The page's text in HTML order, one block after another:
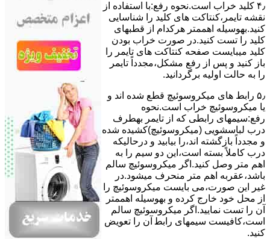
۴٫ ﮐﻠﯿﺪ ﺧﺮاب اﺳﺖ.نحوه رفع:ﺑﺎ اﺳﺘﻔﺎده از
ﻧﻘﺸﻪ ﺗﺎﯾﻤﺮ،ﮐﻨﺘﺎﮐﺖ ﻫﺎی ﮐﻠﯿﺪ را ﺷﻨﺎﺳﺎﯾﯽ
کنید.بهوسیله اهممتر هرکدام از قطبهای
ﮐﻠﯿﺪ را ﺗﺴﺖ ﮐﻨﯿﺪ.در ﺻﻮرت ﺧﺮاب ﺑﻮدن
ﮐﻠﯿﺪ میبایست ﺻﻔﺤﻪ ﮐﻨﺘﺎﮐﺖ ﻫﺎی ﺗﺎﯾﻤﺮ را
باز کنید و ﭘﺲ از رﻓﻊ مشکل،مجدداً ﺗﺎﯾﻤﺮ
را به حالت اوﻟﯿﻪ برگردانید.
۵٫ رابط های ﻣﯿﮑﺮوﺳﻮﺋﯿﭻ ﻗﻄﻊ شده اند و
ﯾﺎ ﻣﯿﮑﺮوﺳﻮﺋﯿﭻ ﺧﺮاب اﺳﺖ.نحوه
رفع:سیمهای راﺑﻄﯽ ﮐﻪ از ﺗﺎﯾﻤﺮ بهطرف
درب لباسشویی (ﻣﯿﮑﺮوﺳﻮﺋﯿﭻ)کشیده شده
و مجدداً بازگشته اند،را ﺑﯿﺎﺑﯿﺪ و درحالیکه
درب کاملاً ﺑﺴﺘﻪ اﺳﺖ،اﯾﻦ دو ﺳﯿﻢ را ﺑﻪ
اﻫﻢ ﻣﺘﺮ وصل کنید.اﮔﺮ ﻣﯿﮑﺮوﺳﻮﺋﯿﭻ ﺳﺎﻟﻢ
ﺑﺎﺷﺪ،ﻋﻘﺮﺑﻪ اهم متر ﻣﻨﺤﺮف میشود.در
ﻏﯿﺮ اﯾﻦ ﺻﻮرت،می بایست ﻣﯿﮑﺮوﺳﻮﺋﯿﭻ را
از ﻣﺤﻞ خود ﺧﺎرج کرده و بهوسیله اهممتر
آن را ﺗﺴﺖ ﻧﻤﺎﯾﯿﺪ.اﮔﺮ ﻣﯿﮑﺮوﺳﻮﺋﯿﭻ ﺳﺎﻟﻢ
اﺳﺖ،ﮐﺎﻓﯿﺴﺖ سیمهای راﺑﻄ آن را ﺗﻌﻮﯾﺾ
کنید.